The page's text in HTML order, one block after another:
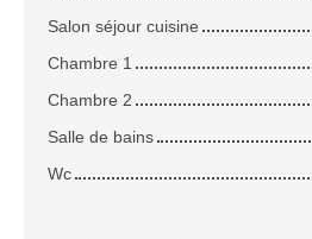
Salon séjour cuisine
Chambre 1
Chambre 2
Salle de bains
Wc